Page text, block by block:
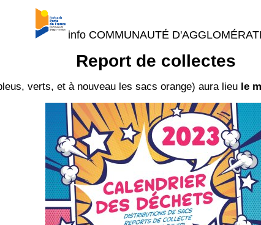
info COMMUNAUTÉ
Report de collectes
verts, et à nouveau les sacs orange) aura lieu le